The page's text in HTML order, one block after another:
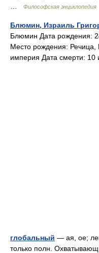
Философская энциклопедия
Блюмин, Израиль
Блюмин Дата рождения:
Место рождения: Речица,
империя Дата смерти:
глобальный — ая, ое;
только полн.